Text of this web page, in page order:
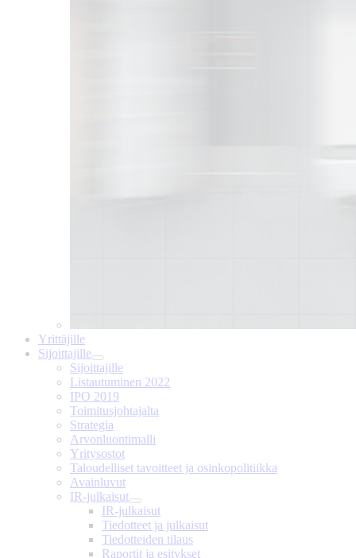
Yrittäjille
Sijoittajille
Sijoittajille
Listautuminen 2022
IPO 2019
Toimitusjohtajalta
Strategia
Arvonluontimalli
Yritysostot
Taloudelliset tavoitteet ja osinkopolitiikka
Avainluvut
IR-julkaisut
IR-julkaisut
Tiedotteet ja julkaisut
Tiedotteiden tilaus
Raportit ja esitykset